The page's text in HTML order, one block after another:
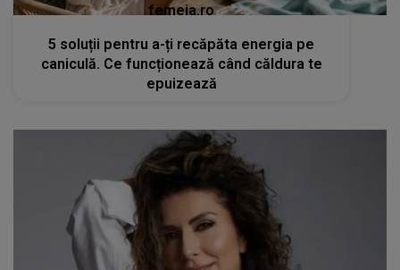
femeia.ro
5 soluții pentru a-ți recăpăta energia pe
caniculă. Ce funcționează când căldura te
epuizează